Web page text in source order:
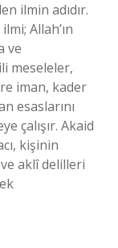
ilmin adıdır.
Allah’ın
ve
meseleler,
iman, kader
esaslarını
çalışır. Akaid
kişinin
aklî delilleri